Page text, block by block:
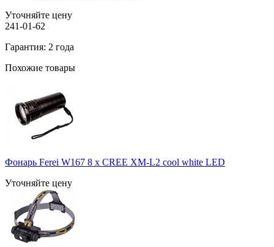
Уточняйте цену
241-01-62
Гарантия: 2 года
Похожие товары
Фонарь Ferei W167 8 x CREE XM-L2 cool white LED
Уточняйте цену